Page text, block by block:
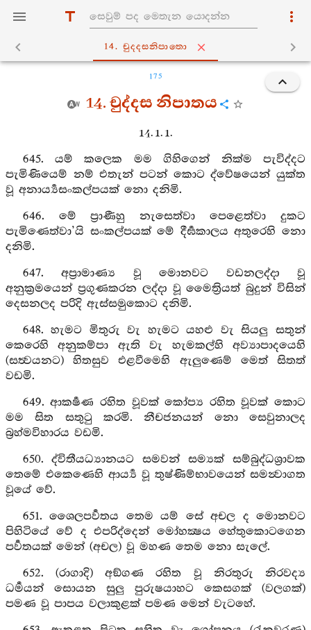
14. චුද‍්දසනිපාතො
175
14. චුද්දස නිපාතය
14. 1. 1.
645. යම් කලෙක මම ගිහිගෙන් නික්ම පැවිද්දට
පැමිණියෙම් නම් එතැන් පටන් කොට ද්වේෂයෙන් යුක්ත
වූ අනාර්‍ය්‍යසංකල්පයක් නො දනිමි.
646. මේ ප්‍රාණීහු නැසෙත්වා පෙළෙත්වා දුකට
පැමිණෙත්වා’යි සංකල්පයක් මේ දීර්‍ඝකාලය අතුරෙහි නො
දනිමි.
647. අප්‍රාමාණ්‍ය වූ මොනවට වඩනලද්දා වූ
අනුක්‍රමයෙන් ප්‍රගුණකරන ලද්දා වූ මෛත්‍රියත් බුදුන් විසින්
දෙසනලද පරිදි ඇස්සමුකොට දනිමි.
648. හැමට මිතුරු වැ හැමට යහළු වැ සියලු සතුන්
කෙරෙහි අනුකම්පා ඇති වැ හැමකල්හි අව්‍යාපාදයෙහි
(සත්‍වයනට) හිතසුව එළවීමෙහි ඇලුණෙම් මෙත් සිතත්
වඩමි.
649. ආකර්‍ෂණ රහිත වූවක් කෝප්‍ය රහිත වූවක් කොට
මම සිත සතුටු කරමි. නීචජනයන් නො සෙවුනාලද
බ්‍රහ්මවිහාරය වඩමි.
650. ද්විතීයධ්‍යානයට සමවන් සම්‍යක් සම්බුද්ධශ්‍රාවක
තෙමේ එකෙණෙහි ආර්‍ය්‍ය වූ තුෂ්ණිම්භාවයෙන් සමන්‍වාගත
වූයේ වේ.
651. ශෛලපර්‍වතය තෙම යම් සේ අචල ද මොනවට
පිහිටියේ වේ ද එපරිද්දෙන් මෝහක්‍ෂය හේතුකොටගෙන
පර්‍වතයක් මෙන් (අචල) වූ මහණ තෙම නො සැලේ.
652. (රාගාදි) අඞ්ගණ රහිත වූ නිරතුරු නිරවද්‍ය
ධර්‍මයන් සොයන සුලු පුරුෂයාහට කෙසගක් (වලගක්)
පමණ වූ පාපය වලාකුළක් පමණ මෙන් වැටහේ.